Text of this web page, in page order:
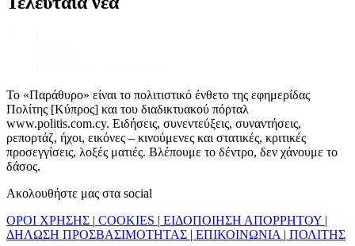
Το «Παράθυρο» είναι το πολιτιστικό ένθετο της εφημερίδας
Πολίτης [Κύπρος] και του διαδικτυακού πόρταλ
www.politis.com.cy. Ειδήσεις, συνεντεύξεις, συναντήσεις,
ρεπορτάζ, ήχοι, εικόνες – κινούμενες και στατικές, κριτικές
προσεγγίσεις, λοξές ματιές. Βλέπουμε το δέντρο, δεν χάνουμε το
δάσος.
Ακολουθήστε μας στα social
ΟΡΟΙ ΧΡΗΣΗΣ | COOKIES | ΕΙΔΟΠΟΙΗΣΗ ΑΠΟΡΡΗΤΟΥ |
ΔΗΛΩΣΗ ΠΡΟΣΒΑΣΙΜΟΤΗΤΑΣ | ΕΠΙΚΟΙΝΩΝΙΑ | ΠΟΛΙΤΗΣ